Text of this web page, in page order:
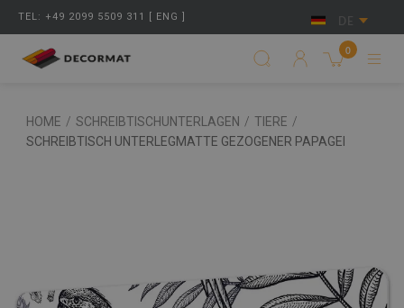
TEL: +49 2099 5509 311 [ ENG ] DE
0
HOME / SCHREIBTISCHUNTERLAGEN / TIERE /
SCHREIBTISCH UNTERLEGMATTE GEZOGENER PAPAGEI